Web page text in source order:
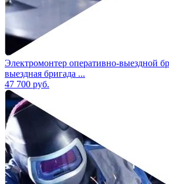
Электромонтер оперативно-выездной
выездная бригада ...
47 700 руб.